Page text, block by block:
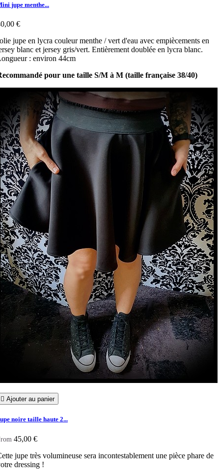
jupe menthe...
€
jupe en lycra couleur menthe / vert d'eau avec empiècements en
blanc et jersey gris/vert. Entièrement doublée en lycra blanc.
: environ 44cm
pour une taille S/M à M (taille française 38/40)
 Ajouter au panier
noire taille haute 2...
45,00 €
jupe très volumineuse sera incontestablement une pièce phare de
dressing !